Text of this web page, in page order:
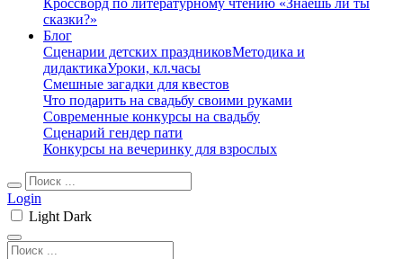
Кроссворд по литературному чтению «Знаешь ли ты
сказки?»
Блог
Сценарии детских праздниковМетодика и
дидактикаУроки, кл.часы
Смешные загадки для квестов
Что подарить на свадьбу своими руками
Современные конкурсы на свадьбу
Сценарий гендер пати
Конкурсы на вечеринку для взрослых
Login
Light Dark